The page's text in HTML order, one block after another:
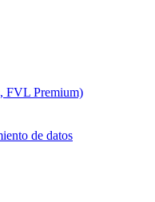
FVL Premium)
de datos